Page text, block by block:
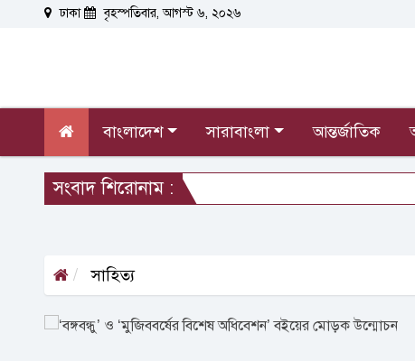
ঢাকা বৃহস্পতিবার, আগস্ট ৬, ২০২৬
বাংলাদেশ সারাবাংলা আন্তর্জাতিক
সংবাদ শিরোনাম :
সাহিত্য